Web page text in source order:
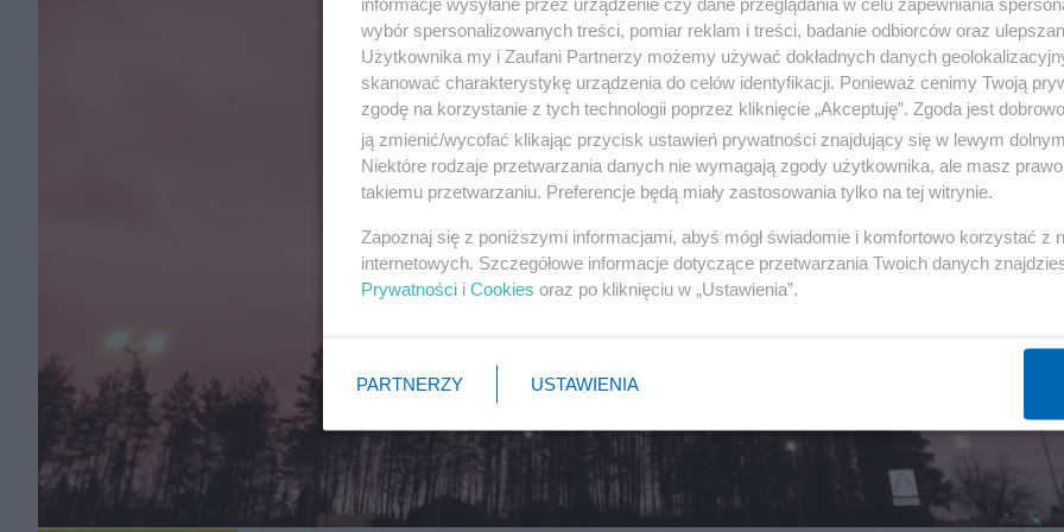
wybór spersonalizowanych treści, pomiar reklam i treści, badanie odbiorców oraz
Użytkownika my i Zaufani Partnerzy możemy używać dokładnych danych
skanować charakterystykę urządzenia do celów identyfikacji. Ponieważ cenimy Twoją
zgodę na korzystanie z tych technologii poprzez kliknięcie „Akceptuję”. Zgoda jest
ją zmienić/wycofać klikając przycisk ustawień prywatności znajdujący się w lewym
Niektóre rodzaje przetwarzania danych nie wymagają zgody użytkownika, ale masz
takiemu przetwarzaniu. Preferencje będą miały zastosowania tylko na tej witrynie.
Zapoznaj się z poniższymi informacjami, abyś mógł świadomie i komfortowo korzystać z
internetowych. Szczegółowe informacje dotyczące przetwarzania Twoich danych
Prywatności i Cookies oraz po kliknięciu w „Ustawienia”.
PARTNERZY USTAWIENIA